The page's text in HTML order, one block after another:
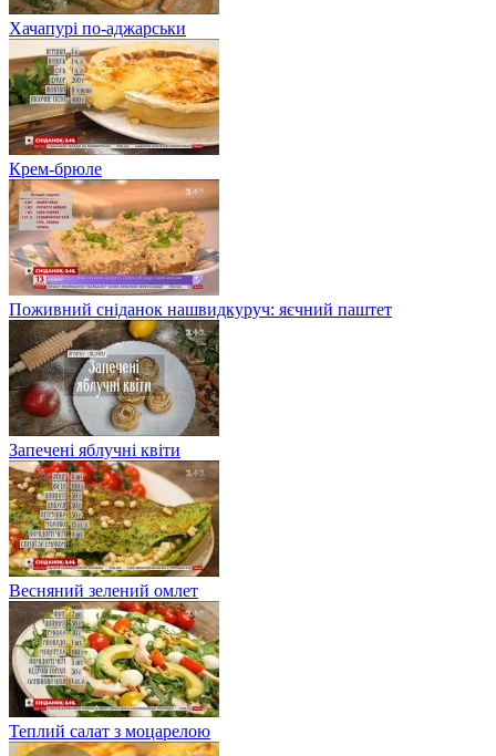
Хачапурі по-аджарськи
Крем-брюле
Поживний сніданок нашвидкуруч: яєчний паштет
Запечені яблучні квіти
Весняний зелений омлет
Теплий салат з моцарелою